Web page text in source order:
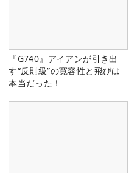
『G740』アイアンが引き出
す“反則級”の寛容性と飛びは
本当だった！